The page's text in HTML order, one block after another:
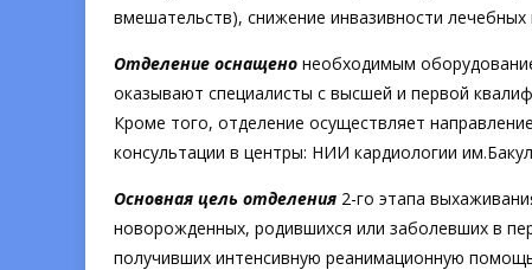
вмешательств), снижение инвазивности лечебных
Отделение оснащено необходимым
оказывают специалисты с высшей и первой
Кроме того, отделение осуществляет
консультации в центры: НИИ кардиологии
Основная цель отделения 2-го этапа
новорожденных, родившихся или заболевших в
получивших интенсивную реанимационную